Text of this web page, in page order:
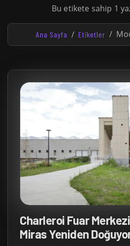
Bu etikete sahip 1
Ana Sayfa Etiketler
Charleroi Fuar
Miras Yeniden